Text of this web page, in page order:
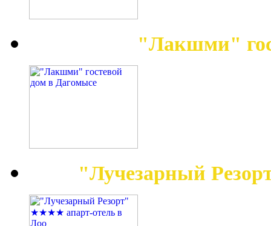
"Лакшми"
"Лучезарный